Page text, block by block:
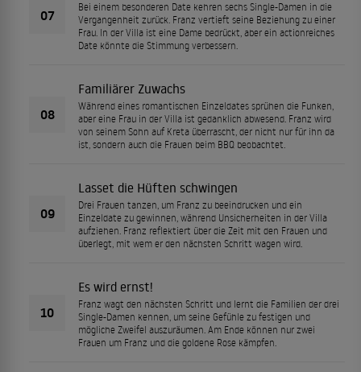
07
Bei einem besonderen Date kehren sechs Single-Damen in die
Vergangenheit zurück. Franz vertieft seine Beziehung zu einer
Frau. In der Villa ist eine Dame bedrückt, aber ein actionreiches
Date könnte die Stimmung verbessern.
08
Familiärer Zuwachs
Während eines romantischen Einzeldates sprühen die Funken,
aber eine Frau in der Villa ist gedanklich abwesend. Franz wird
von seinem Sohn auf Kreta überrascht, der nicht nur für ihn da
ist, sondern auch die Frauen beim BBQ beobachtet.
09
Lasset die Hüften schwingen
Drei Frauen tanzen, um Franz zu beeindrucken und ein
Einzeldate zu gewinnen, während Unsicherheiten in der Villa
aufziehen. Franz reflektiert über die Zeit mit den Frauen und
überlegt, mit wem er den nächsten Schritt wagen wird.
10
Es wird ernst!
Franz wagt den nächsten Schritt und lernt die Familien der drei
Single-Damen kennen, um seine Gefühle zu festigen und
mögliche Zweifel auszuräumen. Am Ende können nur zwei
Frauen um Franz und die goldene Rose kämpfen.